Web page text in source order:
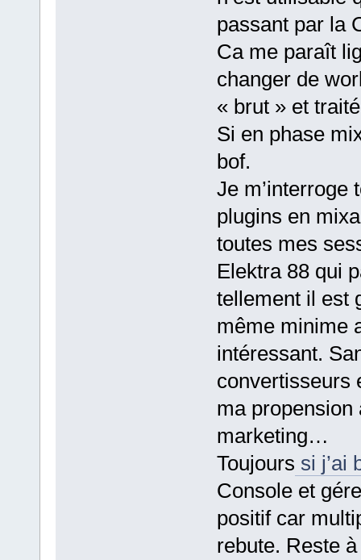
passant par la
Ca me paraît
changer de
« brut » et
Si en phase
bof.
Je m’interroge
plugins en
toutes mes
Elektra 88 qui
tellement il est
même minime
intéressant.
convertisseurs
ma propension
marketing…
Toujours si j’ai
Console et
positif car
rebute. Reste